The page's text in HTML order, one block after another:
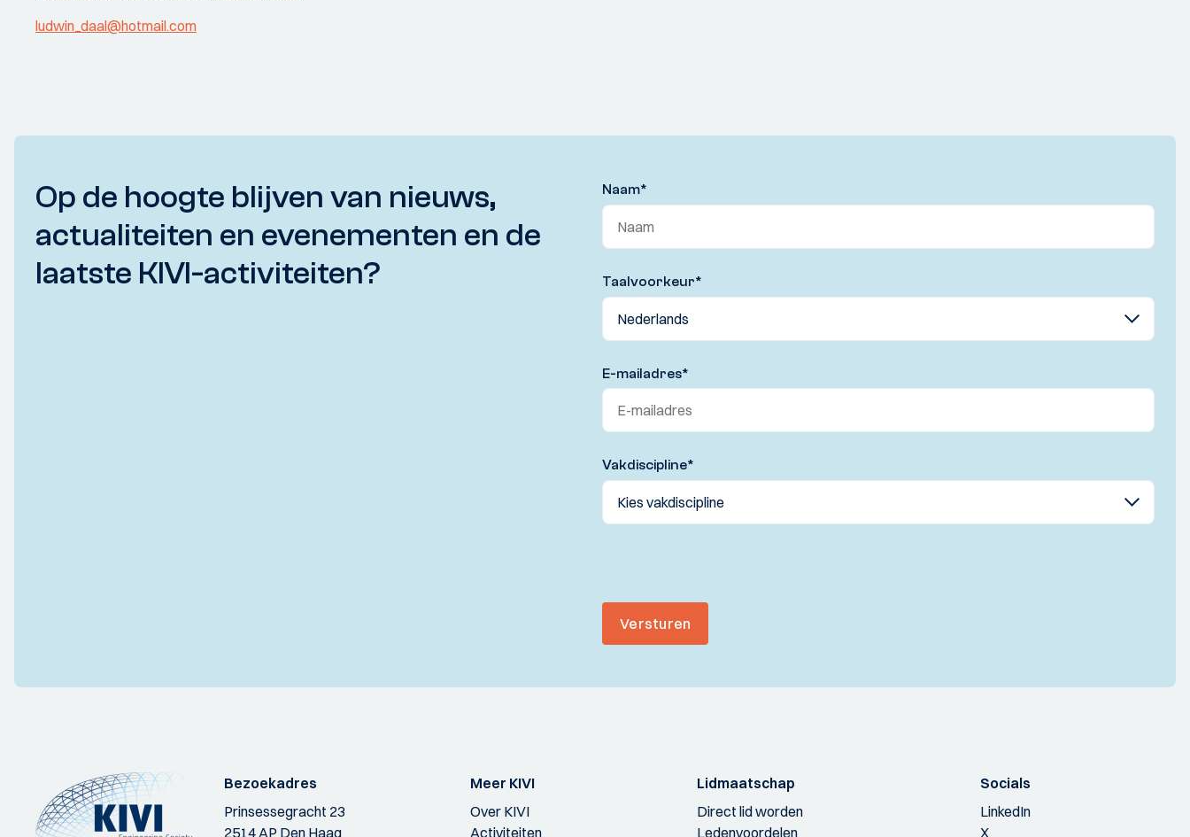
ludwin_daal@hotmail.com
Op de hoogte blijven van nieuws,
actualiteiten en evenementen en de
laatste KIVI-activiteiten?
Naam*
Taalvoorkeur*
E-mailadres*
Vakdiscipline*
Versturen
Bezoekadres
Prinsessegracht 23
2514 AP Den Haag
Meer KIVI
Over KIVI
Activiteiten
Lidmaatschap
Direct lid worden
Ledenvoordelen
Socials
LinkedIn
X